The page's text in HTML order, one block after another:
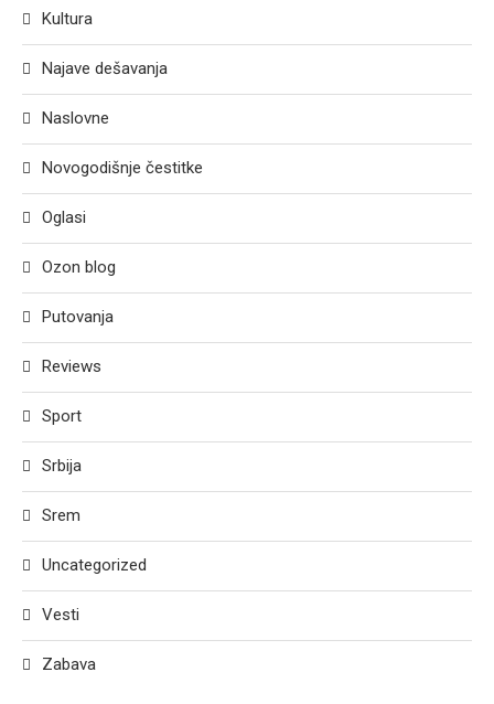
Kultura
Najave dešavanja
Naslovne
Novogodišnje čestitke
Oglasi
Ozon blog
Putovanja
Reviews
Sport
Srbija
Srem
Uncategorized
Vesti
Zabava